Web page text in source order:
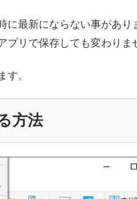
に最新にならない事があり
リで保存しても変わりま
。
方法